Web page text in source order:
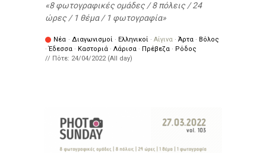
8 φωτογραφικές ομάδες / 8 πόλεις / 24
ώρες / 1 θέμα / 1 φωτογραφία
Νέα · Διαγωνισμοί · Ελληνικοί · Αίγινα · Άρτα · Βόλος
·Έδεσσα · Καστοριά · Λάρισα · Πρέβεζα · Ρόδος
// Πότε: 24/04/2022 (All day)